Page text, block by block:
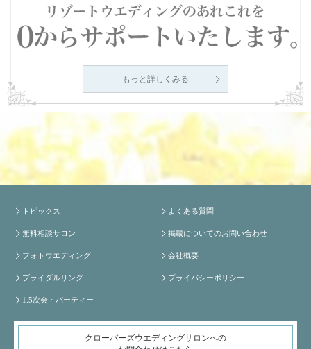
もっと詳しくみる
トピックス
無料相談サロン
フォトウエディング
ブライダルリング
1.5次会・パーティー
よくある質問
掲載についてのお問い合わせ
会社概要
プライバシーポリシー
クローバーズウエディングサロンへの